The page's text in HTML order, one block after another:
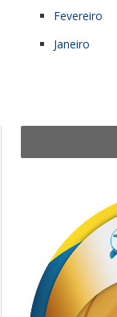
Fevereiro
Janeiro